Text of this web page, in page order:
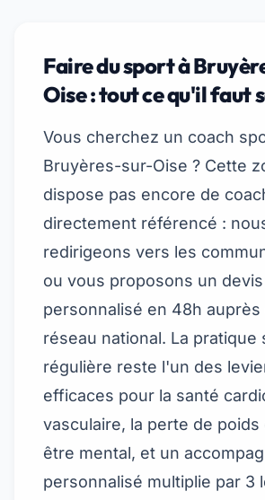
Faire du sport à
Oise : tout ce qu'il faut
Vous cherchez un coach
Bruyères-sur-Oise ? Cette
dispose pas encore de
directement référencé :
redirigeons vers les
ou vous proposons un devis
personnalisé en 48h
réseau national. La pratique
régulière reste l'un des
efficaces pour la santé
vasculaire, la perte de poids
être mental, et un
personnalisé multiplie par 3